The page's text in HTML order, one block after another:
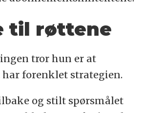
til røttene
tror hun er at
forenklet strategien.
og stilt spørsmålet